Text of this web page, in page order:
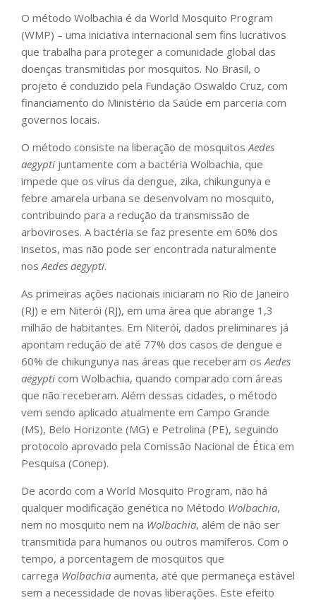
O método Wolbachia é da World Mosquito Program
(WMP) – uma iniciativa internacional sem fins lucrativos
que trabalha para proteger a comunidade global das
doenças transmitidas por mosquitos. No Brasil, o
projeto é conduzido pela Fundação Oswaldo Cruz, com
financiamento do Ministério da Saúde em parceria com
governos locais.
O método consiste na liberação de mosquitosAedes
aegypti juntamente com a bactéria Wolbachia, que
impede que os vírus da dengue, zika, chikungunya e
febre amarela urbana se desenvolvam no mosquito,
contribuindo para a redução da transmissão de
arboviroses. A bactéria se faz presente em 60% dos
insetos, mas não pode ser encontrada naturalmente
nosAedes aegypti.
As primeiras ações nacionais iniciaram no Rio de Janeiro
(RJ) e em Niterói (RJ), em uma área que abrange 1,3
milhão de habitantes. Em Niterói, dados preliminares já
apontam redução de até 77% dos casos de dengue e
60% de chikungunya nas áreas que receberam osAedes
aegypti com Wolbachia, quando comparado com áreas
que não receberam. Além dessas cidades, o método
vem sendo aplicado atualmente em Campo Grande
(MS), Belo Horizonte (MG) e Petrolina (PE), seguindo
protocolo aprovado pela Comissão Nacional de Ética em
Pesquisa (Conep).
De acordo com a World Mosquito Program, não há
qualquer modificação genética no Método Wolbachia,
nem no mosquito nem na Wolbachia, além de não ser
transmitida para humanos ou outros mamíferos. Com o
tempo, a porcentagem de mosquitos que
carrega Wolbachia aumenta, até que permaneça estável
sem a necessidade de novas liberações. Este efeito